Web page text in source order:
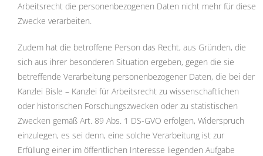
Arbeitsrecht die personenbezogenen Daten nicht mehr für diese
Zwecke verarbeiten.
Zudem hat die betroffene Person das Recht, aus Gründen, die
sich aus ihrer besonderen Situation ergeben, gegen die sie
betreffende Verarbeitung personenbezogener Daten, die bei der
Kanzlei Bisle – Kanzlei für Arbeitsrecht zu wissenschaftlichen
oder historischen Forschungszwecken oder zu statistischen
Zwecken gemäß Art. 89 Abs. 1 DS-GVO erfolgen, Widerspruch
einzulegen, es sei denn, eine solche Verarbeitung ist zur
Erfüllung einer im öffentlichen Interesse liegenden Aufgabe